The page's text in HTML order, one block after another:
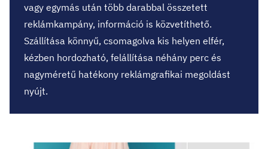
vagy egymás után több darabbal összetett
reklámkampány, információ is közvetíthető.
Szállítása könnyű, csomagolva kis helyen elfér,
kézben hordozható, felállítása néhány perc és
nagyméretű hatékony reklámgrafikai megoldást
nyújt.